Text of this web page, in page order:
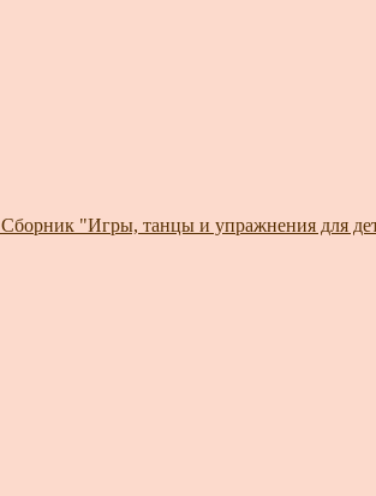
Сборник "Игры, танцы и упражнения для